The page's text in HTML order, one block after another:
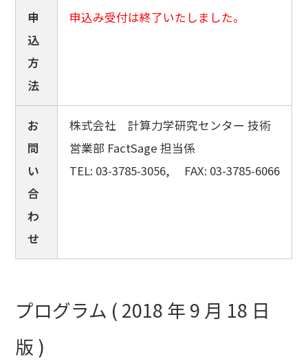
申
込
方
法
申込み受付は終了いたしました。
お
問
い
合
わ
せ
株式会社 計算力学研究センター 技術
営業部 FactSage 担当係
TEL: 03-3785-3056, FAX: 03-3785-6066
プログラム ( 2018 年 9 月 18 日
版 )